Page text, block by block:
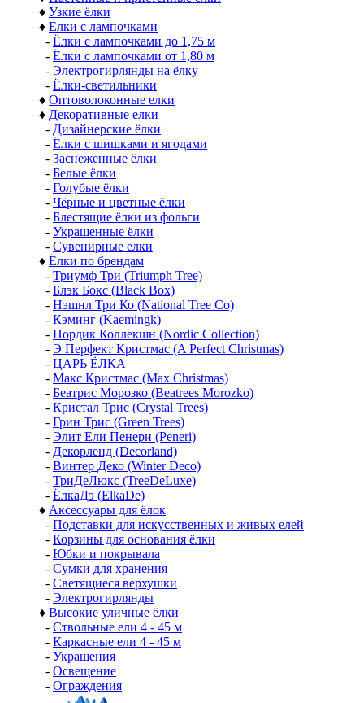
♦ Узкие ёлки
♦ Елки с лампочками
- Ёлки с лампочками до 1,75 м
- Ёлки с лампочками от 1,80 м
- Электрогирлянды на ёлку
- Ёлки-светильники
♦ Оптоволоконные елки
♦ Декоративные елки
- Дизайнерские ёлки
- Ёлки с шишками и ягодами
- Заснеженные ёлки
- Белые ёлки
- Голубые ёлки
- Чёрные и цветные ёлки
- Блестящие ёлки из фольги
- Украшенные ёлки
- Сувенирные елки
♦ Ёлки по брендам
- Триумф Три (Triumph Tree)
- Блэк Бокс (Black Box)
- Нэшнл Три Ко (National Tree Co)
- Кэминг (Kaemingk)
- Нордик Коллекшн (Nordic Collection)
- Э Перфект Кристмас (A Perfect Christmas)
- ЦАРЬ ЁЛКА
- Макс Кристмас (Max Christmas)
- Беатрис Морозко (Beatrees Morozko)
- Кристал Трис (Crystal Trees)
- Грин Трис (Green Trees)
- Элит Ели Пенери (Peneri)
- Декорленд (Decorland)
- Винтер Деко (Winter Deco)
- ТриДеЛюкс (TreeDeLuxe)
- ЁлкаДэ (ElkaDe)
♦ Аксессуары для ёлок
- Подставки для искусственных и живых елей
- Корзины для основания ёлки
- Юбки и покрывала
- Сумки для хранения
- Светящиеся верхушки
- Электрогирлянды
♦ Высокие уличные ёлки
- Ствольные ели 4 - 45 м
- Каркасные ели 4 - 45 м
- Украшения
- Освещение
- Ограждения